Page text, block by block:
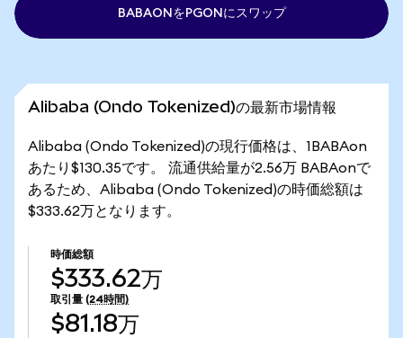
BABAONをPGONにスワップ
Alibaba (Ondo Tokenized)の最新市場情報
Alibaba (Ondo Tokenized)の現行価格は、1BABAon
あたり$130.35です。 流通供給量が2.56万 BABAonで
あるため、Alibaba (Ondo Tokenized)の時価総額は
$333.62万となります。
時価総額
$333.62万
取引量 (24時間)
$81.18万